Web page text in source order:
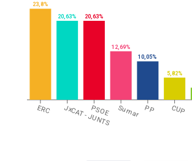
ERC JxCAT - JUNTS
PSOE Sumar PP CUP
23,8%
20,63%
20,63%
12,69%
10,05%
5,82%